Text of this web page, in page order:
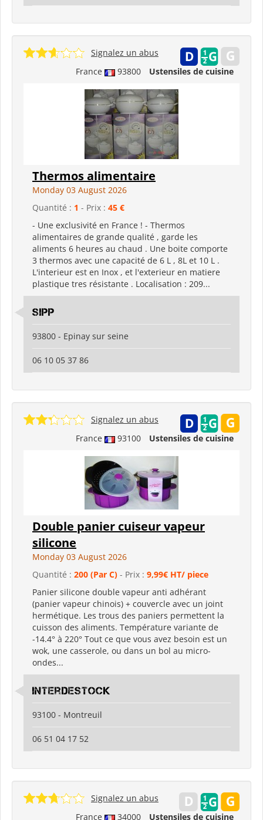
France 93800 Ustensiles de cuisine
Signalez un abus
Thermos alimentaire
Monday 03 August 2026
Quantité : 1 - Prix : 45 €
- Une exclusivité en France ! - Thermos
alimentaires de grande qualité , garde les
aliments 6 heures au chaud . Une boite comporte
3 thermos avec une capacité de 6 L , 8L et 10 L .
L'interieur est en Inox , et l'exterieur en matiere
plastique tres résistante . Localisation : 209...
SIPP
93800 - Epinay sur seine
06 10 05 37 86
France 93100 Ustensiles de cuisine
Signalez un abus
Double panier cuiseur vapeur
silicone
Monday 03 August 2026
Quantité : 200 (Par C) - Prix : 9,99€ HT/ piece
Panier silicone double vapeur anti adhérant
(panier vapeur chinois) + couvercle avec un joint
hermétique. Les trous des paniers permettent la
cuisson des aliments. Température variante de
-14.4° à 220° Tout ce que vous avez besoin est un
wok, une casserole, ou dans un bol au micro-
ondes...
Interdestock
93100 - Montreuil
06 51 04 17 52
France 34000 Ustensiles de cuisine
Signalez un abus